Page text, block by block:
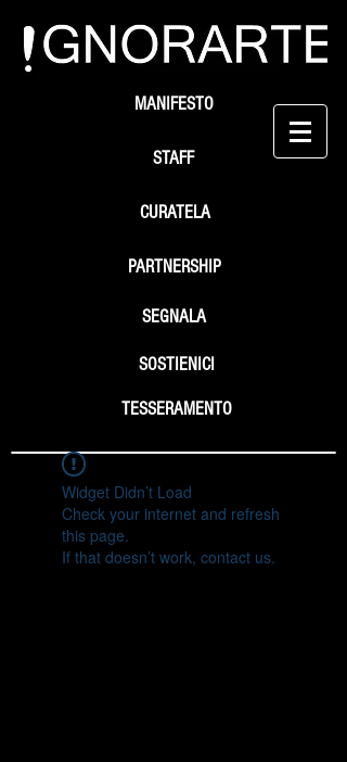
STAFF
SEGNALA
SOSTIENICI
MANIFESTO
PARTNERSHIP
TESSERAMENTO
CURATELA
Widget Didn’t Load
Check your internet and refresh
this page.
If that doesn’t work, contact us.